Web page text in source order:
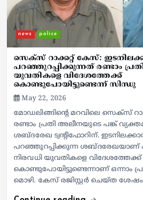
news police
സെക്സ് റാക്കറ്റ് കേസ്:
പറഞ്ഞുറപ്പിക്കുന്നത് രണ്ടാം
യുവതികളെ വിദേശത്തേക്ക്
കൊണ്ടുപോയിട്ടുണ്ടെന്ന് സിന്ധു
May 22, 2026
മോഡലിങ്ങിന്റെ മറവിലെ സെക്സ്
രണ്ടാം പ്രതി അലീനയുടെ പങ്ക്
ശബ്ദരേഖ ട്വന്റിഫോറിന്.
പറഞ്ഞുറപ്പിക്കുന്ന ശബ്ദരേഖയാണ്
നിരവധി യുവതികളെ വിദേശത്തേക്ക്
കൊണ്ടുപോയിട്ടുണ്ടെന്നാണ് ഒന്നാം
മൊഴി. കേസ് രജിസ്റ്റർ ചെയ്ത